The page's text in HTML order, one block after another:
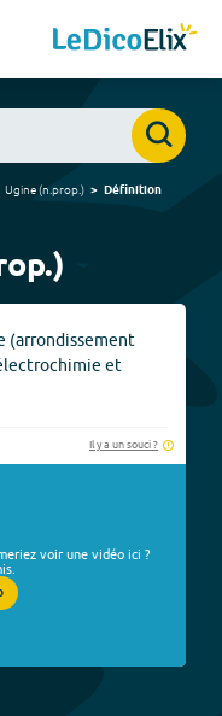
Ugine(n.prop.) Définition
(arrondissement
et
Il y a un souci ?
voir une vidéo ici ?